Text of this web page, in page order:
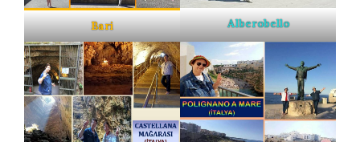
Bari Alberobello